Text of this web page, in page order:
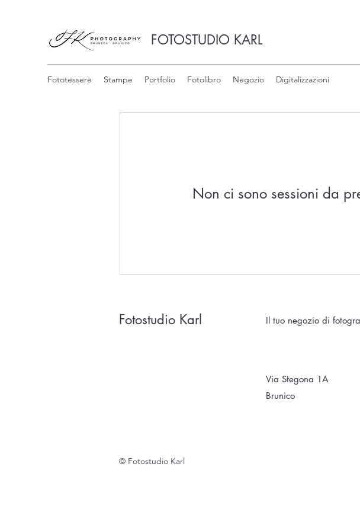
FOTOSTUDIO KARL
Fototessere Stampe Portfolio Fotolibro Negozio Digitalizzazioni
Non ci sono sessioni da
Fotostudio Karl Il tuo negozio di
Via Stegona 1A
Brunico
© Fotostudio Karl